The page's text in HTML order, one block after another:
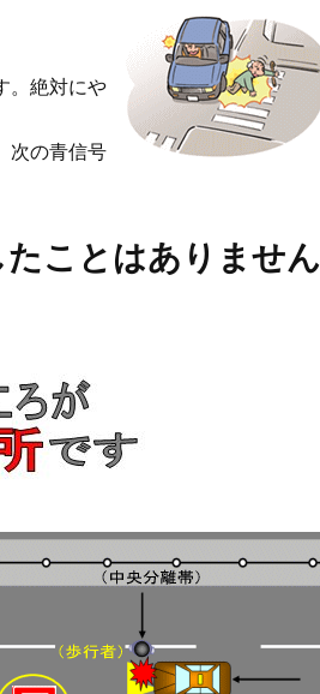
。絶対にや
次の青信号
ことはありません